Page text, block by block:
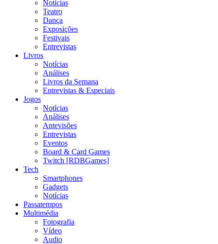
Notícias
Teatro
Dança
Exposições
Festivais
Entrevistas
Livros
Notícias
Análises
Livros da Semana
Entrevistas & Especiais
Jogos
Notícias
Análises
Antevisões
Entrevistas
Eventos
Board & Card Games
Twitch [RDBGames]
Tech
Smartphones
Gadgets
Notícias
Passatempos
Multimédia
Fotografia
Vídeo
Audio